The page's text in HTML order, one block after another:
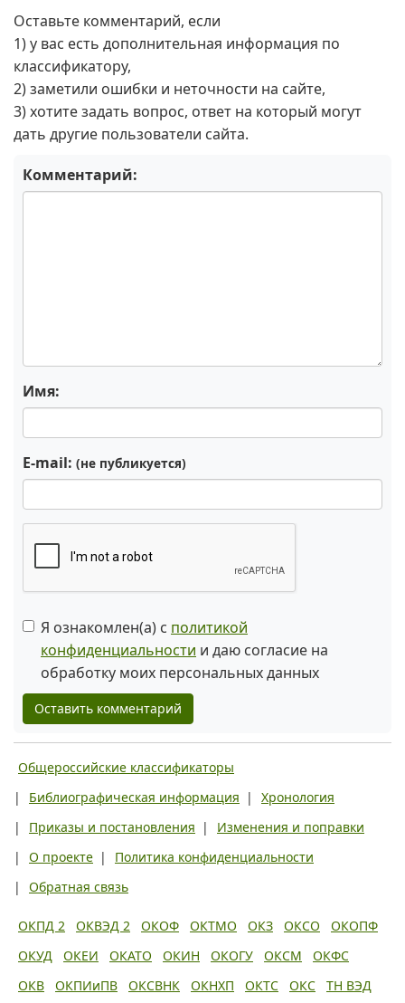
Оставьте комментарий, если
1) у вас есть дополнительная информация по
классификатору,
2) заметили ошибки и неточности на сайте,
3) хотите задать вопрос, ответ на который могут
дать другие пользователи сайта.
Комментарий:
Имя:
E-mail: (не публикуется)
Я ознакомлен(а) с политикой
конфиденциальности и даю согласие на
обработку моих персональных данных
Оставить комментарий
Общероссийские классификаторы
|
Библиографическая информация |
Хронология
|
Приказы и постановления |
Изменения и поправки
|
О проекте |
Политика конфиденциальности
|
Обратная связь
ОКПД 2 ОКВЭД 2 ОКОФ ОКТМО ОКЗ ОКСО
ОКОПФ
ОКУД
ОКЕИ ОКАТО ОКИН ОКОГУ ОКСМ
ОКФС
ОКВ
ОКПИиПВ ОКСВНК ОКНХП ОКТС ОКС ТН ВЭД